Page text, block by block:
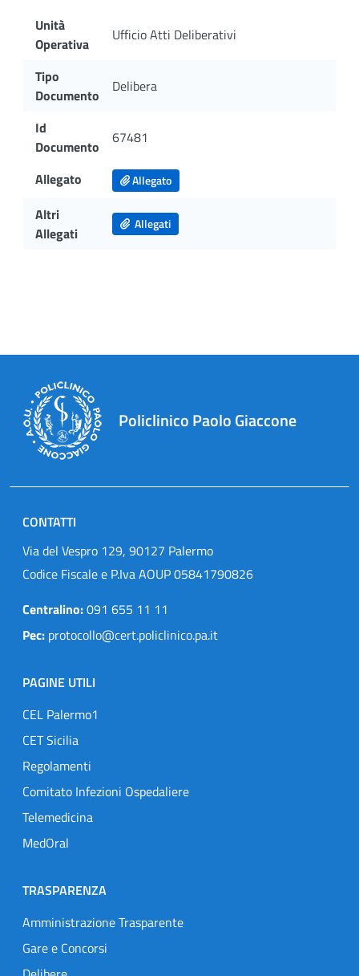
Unità
Operativa
Ufficio Atti Deliberativi
Tipo
Documento
Delibera
Id
Documento
67481
Allegato Allegato
Altri
Allegati
Allegati
Policlinico Paolo Giaccone
CONTATTI
Via del Vespro 129, 90127 Palermo
Codice Fiscale e P.Iva AOUP 05841790826
Centralino:091 655 11 11
Pec: protocollo@cert.policlinico.pa.it
PAGINE UTILI
CEL Palermo1
CET Sicilia
Regolamenti
Comitato Infezioni Ospedaliere
Telemedicina
MedOral
TRASPARENZA
Amministrazione Trasparente
Gare e Concorsi